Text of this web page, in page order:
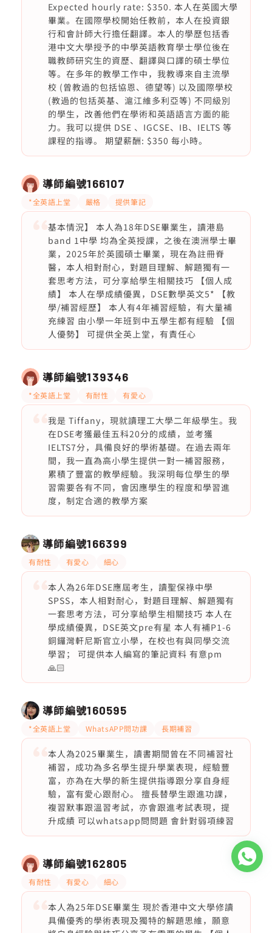
Expected hourly rate: $350. 本人在英國大學
畢業。在國際學校開始任教前，本人在投資銀
行和會計師大行擔任翻譯。本人的學歷包括香
港中文大學授予的中學英語教育學士學位後在
職教師研究生的資歷、翻譯與口譯的碩士學位
等。在多年的教學工作中，我教導來自主流學
校 (曾教過的包括協恩、德望等) 以及國際學校
(教過的包括英基、滬江維多利亞等) 不同級別
的學生，改善他們在學術和英語語言方面的能
力。我可以提供 DSE 、IGCSE、IB、IELTS 等
課程的指導。 期望薪酬: $350 每小時。
導師編號166107
*全英語上堂 嚴格 提供筆記
基本情況】 本人為18年DSE畢業生，讀港島
band 1中學 均為全英授課，之後在澳洲學士畢
業，2025年於英國碩士畢業，現在為註冊脊
醫，本人相對耐心，對題目理解、解題獨有一
套思考方法，可分享給學生相關技巧 【個人成
績】 本人在學成績優異，DSE數學英文5* 【教
學/補習經歷】 本人有4年補習經驗，有大量補
充練習 由小學一年班到中五學生都有經驗 【個
人優勢】 可提供全英上堂，有責任心
導師編號139346
*全英語上堂 有耐性 有愛心
我是 Tiffany，現就讀理工大學二年級學生。我
在DSE考獲最佳五科20分的成績，並考獲
IELTS7分，具備良好的學術基礎。在過去兩年
間，我一直為高小學生提供一對一補習服務，
累積了豐富的教學經驗。我深明每位學生的學
習需要各有不同，會因應學生的程度和學習進
度，制定合適的教學方案
導師編號166399
有耐性 有愛心 細心
本人為26年DSE應屆考生，讀聖保祿中學
SPSS，本人相對耐心，對題目理解、解題獨有
一套思考方法，可分享給學生相關技巧 本人在
學成績優異，DSE英文pre有星 本人有補P1-6
銅鑼灣軒尼斯官立小學，在校也有與同學交流
學習； 可提供本人編寫的筆記資料 有意pm
🙏🏻
導師編號160595
*全英語上堂 WhatsAPP問功課 長期補習
本人為2025畢業生，讀書期間曾在不同補習社
補習，成功為多名學生提升學業表現，經驗豐
富，亦為在大學的新生提供指導跟分享自身經
驗，富有愛心跟耐心。 擅長替學生跟進功課，
複習默事跟溫習考試，亦會跟進考試表現，提
升成績 可以whatsapp問問題 會針對弱項練習
導師編號162805
有耐性 有愛心 細心
本人為25年DSE畢業生 現於香港中文大學修讀
具備優秀的學術表現及獨特的解題思維，願意